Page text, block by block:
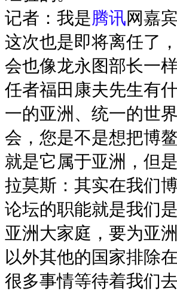
记者：我是腾讯网嘉
这次也是即将离任了
会也像龙永图部长一
任者福田康夫先生有
一的亚洲、统一的世
会，您是不是想把博
就是它属于亚洲，但
拉莫斯：其实在我们
论坛的职能就是我们
亚洲大家庭，要为亚
以外其他的国家排除
很多事情等待着我们